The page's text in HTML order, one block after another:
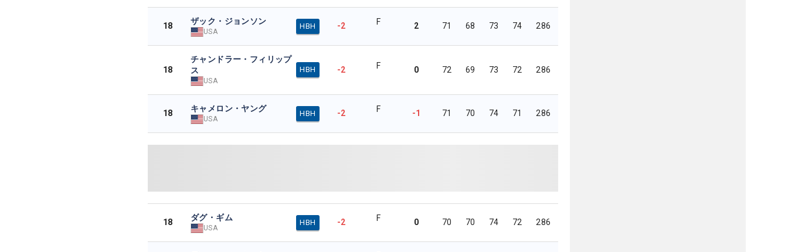
18 ザック・ジョンソン
USA
HBH -2 F 2 71 68 73 74 286
18
チャンドラー・フィリップ
ス
USA
HBH -2 F 0 72 69 73 72 286
18 キャメロン・ヤング
USA
HBH -2 F -1 71 70 74 71 286
18 ダグ・ギム
USA
HBH -2 F 0 70 70 74 72 286